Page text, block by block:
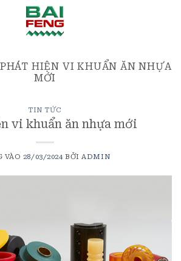
PHÁT HIỆN VI KHUẨN ĂN NHỰA
MỚI
TIN TỨC
vi khuẩn ăn nhựa mới
VÀO 28/03/2024 BỞI ADMIN